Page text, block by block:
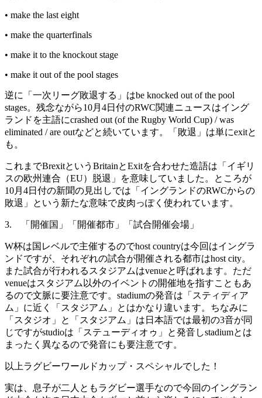
• make the last eight
• make the quarterfinals
• make it to the knockout stage
• make it out of the pool stages
逆に「一次リーグ敗退する」はbe knocked out of the pool
stages。残念ながら10月4日付のRWC関連ニュースはイング
ランドを主語にcrashed out (of the Rugby World Cup) / was
eliminated / are outなどと続いています。「敗退」は単にexitと
も。
これまでBrexitというBritainとExitを合わせた造語は「イギリ
スの欧州連合（EU）脱退」を意味していました。ところが
10月4日付の新聞の見出しでは「イングランドのRWCからの
敗退」という新たな意味で皮肉っぽく使われています。
3. 「開催国」「開催都市」「試合開催会場」
W杯は国レベルで主催するのでhost countryは今回はイングラ
ンドですが、それぞれの試合が開催される都市はhost city。
また試合が行われるスタジアムはvenueと呼ばれます。ただ
venueはスタジアム以外のイベントの開催地を指すこともあ
るので文脈に要注意です。stadiumの発音は「スティディア
ム」に近く「スタジアム」とはかなり違います。ちなみに
「スタジオ」と「スタジアム」は日本語では最初の3音が同
じですがstudioは「ステューディオゥ」と発音しstadiumとは
まったく異なるので発音にも要注意です。
以上ラグビーワールドカップ・スペシャルでした！
実は、息子が二人ともラグビー選手なので今回のイングラン